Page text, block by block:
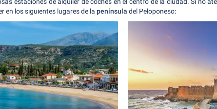
en los siguientes lugares de la península del Peloponeso: